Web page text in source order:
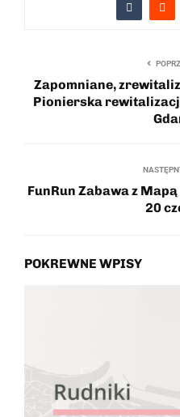
Zapomniane,
Pionierska
FunRun Zabawa z
20
POKREWNE WPISY